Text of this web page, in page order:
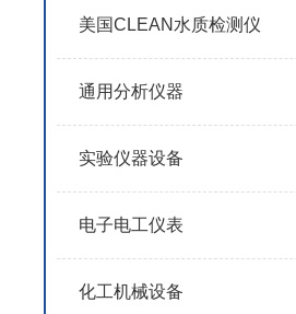
美国CLEAN水质检测仪
通用分析仪器
实验仪器设备
电子电工仪表
化工机械设备